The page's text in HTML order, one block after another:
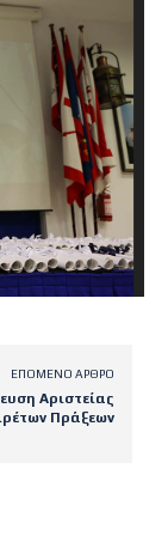
ΕΠΌΜΕΝΟ ΆΡΘΡΟ
Αριστείας
Πράξεων